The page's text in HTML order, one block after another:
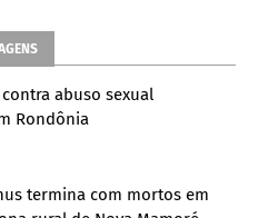
abuso sexual
Rondônia
termina com mortos em